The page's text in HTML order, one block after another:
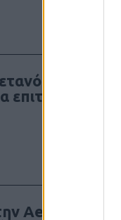
επιτάχυνση
Aegean τον